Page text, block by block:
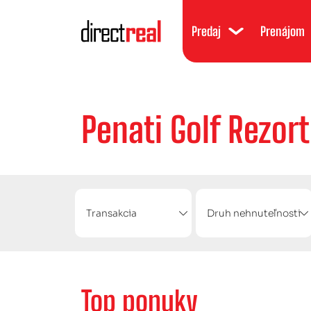
Predaj Prenájom
Penati Golf Rezort
Transakcia Druh nehnuteľnosti
Top ponuky